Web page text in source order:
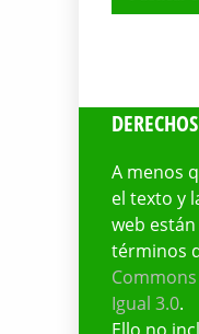
A menos
el texto y
web
términos
Igual 3.0.